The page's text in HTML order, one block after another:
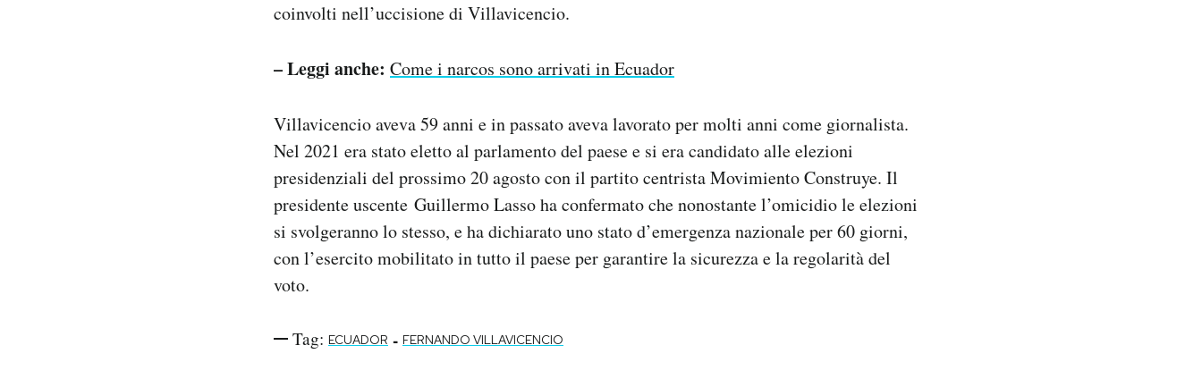
coinvolti nell’uccisione di Villavicencio.
– Leggi anche: Come i narcos sono arrivati in Ecuador
Villavicencio aveva 59 anni e in passato aveva lavorato per molti anni come giornalista.
Nel 2021 era stato eletto al parlamento del paese e si era candidato alle elezioni
presidenziali del prossimo 20 agosto con il partito centrista Movimiento Construye. Il
presidente uscente Guillermo Lasso ha confermato che nonostante l’omicidio le elezioni
si svolgeranno lo stesso, e ha dichiarato uno stato d’emergenza nazionale per 60 giorni,
con l’esercito mobilitato in tutto il paese per garantire la sicurezza e la regolarità del
voto.
Tag: ECUADOR - FERNANDO VILLAVICENCIO